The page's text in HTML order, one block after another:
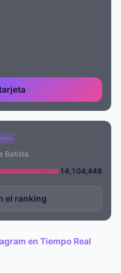
Batista.
14,104,448
el ranking
en Tiempo Real